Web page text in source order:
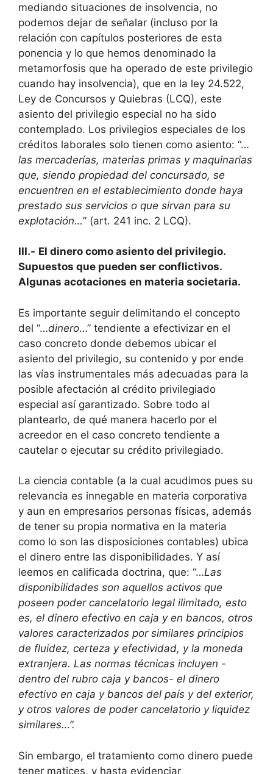
mediando situaciones de insolvencia, no
podemos dejar de señalar (incluso por la
relación con capítulos posteriores de esta
ponencia y lo que hemos denominado la
metamorfosis que ha operado de este privilegio
cuando hay insolvencia), que en la ley 24.522,
Ley de Concursos y Quiebras (LCQ), este
asiento del privilegio especial no ha sido
contemplado. Los privilegios especiales de los
créditos laborales solo tienen como asiento: “…
las mercaderías, materias primas y maquinarias
que, siendo propiedad del concursado, se
encuentren en el establecimiento donde haya
prestado sus servicios o que sirvan para su
explotación…” (art. 241 inc. 2 LCQ).
III.- El dinero como asiento del privilegio.
Supuestos que pueden ser conflictivos.
Algunas acotaciones en materia societaria.
Es importante seguir delimitando el concepto
del “…dinero…” tendiente a efectivizar en el
caso concreto donde debemos ubicar el
asiento del privilegio, su contenido y por ende
las vías instrumentales más adecuadas para la
posible afectación al crédito privilegiado
especial así garantizado. Sobre todo al
plantearlo, de qué manera hacerlo por el
acreedor en el caso concreto tendiente a
cautelar o ejecutar su crédito privilegiado.
La ciencia contable (a la cual acudimos pues su
relevancia es innegable en materia corporativa
y aun en empresarios personas físicas, además
de tener su propia normativa en la materia
como lo son las disposiciones contables) ubica
el dinero entre las disponibilidades. Y así
leemos en calificada doctrina, que: “…Las
disponibilidades son aquellos activos que
poseen poder cancelatorio legal ilimitado, esto
es, el dinero efectivo en caja y en bancos, otros
valores caracterizados por similares principios
de fluidez, certeza y efectividad, y la moneda
extranjera. Las normas técnicas incluyen -
dentro del rubro caja y bancos- el dinero
efectivo en caja y bancos del país y del exterior,
y otros valores de poder cancelatorio y liquidez
similares…”.
Sin embargo, el tratamiento como dinero puede
tener matices, y hasta evidenciar